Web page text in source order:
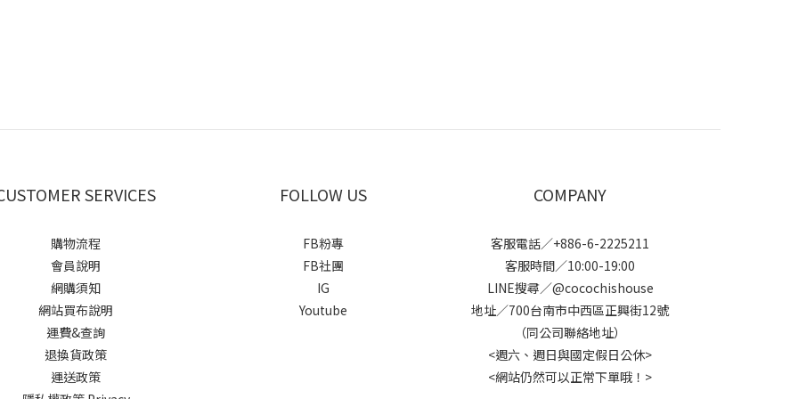
SERVICES
購物流程
會員說明
網購須知
網站買布說明
運費&查詢
退換貨政策
運送政策
FOLLOW US
FB粉專
FB社團
IG
Youtube
COMPANY
客服電話／+886-6-2225211
客服時間／10:00-19:00
LINE搜尋／@cocochishouse
地址／700台南市中西區正興街12號
（同公司聯絡地址）
<週六、週日與國定假日公休>
<網站仍然可以正常下單哦！>